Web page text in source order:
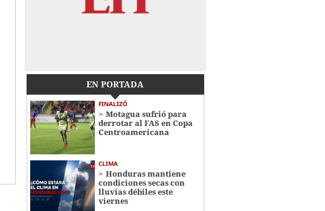
EN PORTADA
FINALIZÓ
Motagua sufrió para
derrotar al FAS en Copa
Centroamericana
CLIMA
Honduras mantiene
condiciones secas con
lluvias débiles este
viernes